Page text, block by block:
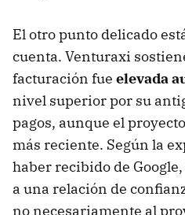
El otro punto delicado
cuenta. Venturaxi
facturación fue elevada
nivel superior por su
pagos, aunque el
más reciente. Según la
haber recibido de
a una relación de
no necesariamente al